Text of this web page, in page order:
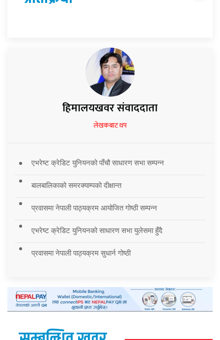
हिमालयखवर संवाददाता
लेखकबाट थप
एभरेष्ट क्रेडिट युनियनको पाँचौ साधारण सभा सम्पन्न
बालबालिकाको समरक्याम्पको दीक्षान्त
प्रवासमा नेपाली पाठ्यक्रम आयोजित गोष्ठी सम्पन्न
एभरेष्ट क्रेडिट युनियनको साधारण सभा युलेसमा हुँदै
प्रवासमा नेपाली पाठ्यक्रम सुधार्न गोष्ठी